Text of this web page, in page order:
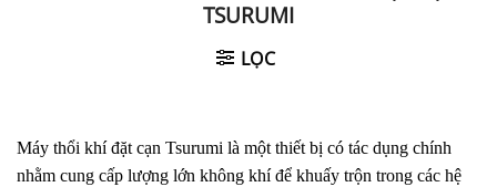
TSURUMI
LỌC
Máy thổi khí đặt cạn Tsurumi là một thiết bị có tác dụng chính
nhằm cung cấp lượng lớn không khí để khuấy trộn trong các hệ